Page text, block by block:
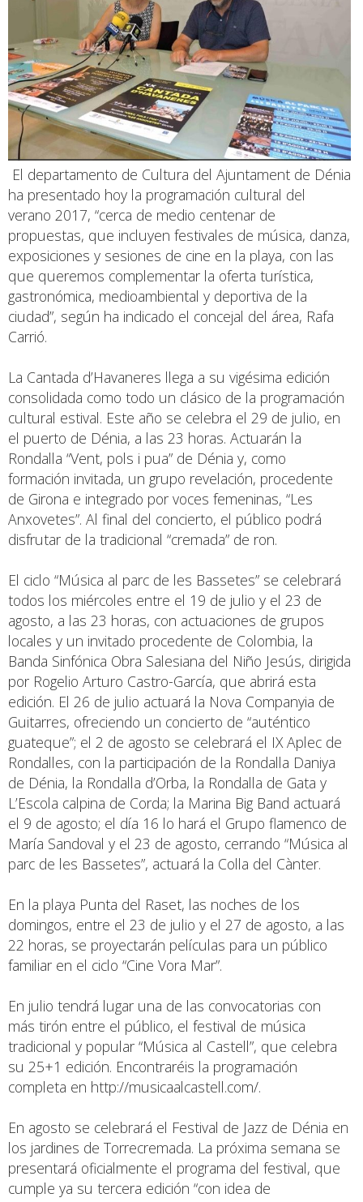
El departamento de Cultura del Ajuntament de Dénia
ha presentado hoy la programación cultural del
verano 2017, “cerca de medio centenar de
propuestas, que incluyen festivales de música, danza,
exposiciones y sesiones de cine en la playa, con las
que queremos complementar la oferta turística,
gastronómica, medioambiental y deportiva de la
ciudad”, según ha indicado el concejal del área, Rafa
Carrió.
La Cantada d’Havaneres llega a su vigésima edición
consolidada como todo un clásico de la programación
cultural estival. Este año se celebra el 29 de julio, en
el puerto de Dénia, a las 23 horas. Actuarán la
Rondalla “Vent, pols i pua” de Dénia y, como
formación invitada, un grupo revelación, procedente
de Girona e integrado por voces femeninas, “Les
Anxovetes”. Al final del concierto, el público podrá
disfrutar de la tradicional “cremada” de ron.
El ciclo “Música al parc de les Bassetes” se celebrará
todos los miércoles entre el 19 de julio y el 23 de
agosto, a las 23 horas, con actuaciones de grupos
locales y un invitado procedente de Colombia, la
Banda Sinfónica Obra Salesiana del Niño Jesús, dirigida
por Rogelio Arturo Castro-García, que abrirá esta
edición. El 26 de julio actuará la Nova Companyia de
Guitarres, ofreciendo un concierto de “auténtico
guateque”; el 2 de agosto se celebrará el IX Aplec de
Rondalles, con la participación de la Rondalla Daniya
de Dénia, la Rondalla d’Orba, la Rondalla de Gata y
L’Escola calpina de Corda; la Marina Big Band actuará
el 9 de agosto; el día 16 lo hará el Grupo flamenco de
María Sandoval y el 23 de agosto, cerrando “Música al
parc de les Bassetes”, actuará la Colla del Cànter.
En la playa Punta del Raset, las noches de los
domingos, entre el 23 de julio y el 27 de agosto, a las
22 horas, se proyectarán películas para un público
familiar en el ciclo “Cine Vora Mar”.
En julio tendrá lugar una de las convocatorias con
más tirón entre el público, el festival de música
tradicional y popular “Música al Castell”, que celebra
su 25+1 edición. Encontraréis la programación
completa en http://musicaalcastell.com/.
En agosto se celebrará el Festival de Jazz de Dénia en
los jardines de Torrecremada. La próxima semana se
presentará oficialmente el programa del festival, que
cumple ya su tercera edición “con idea de